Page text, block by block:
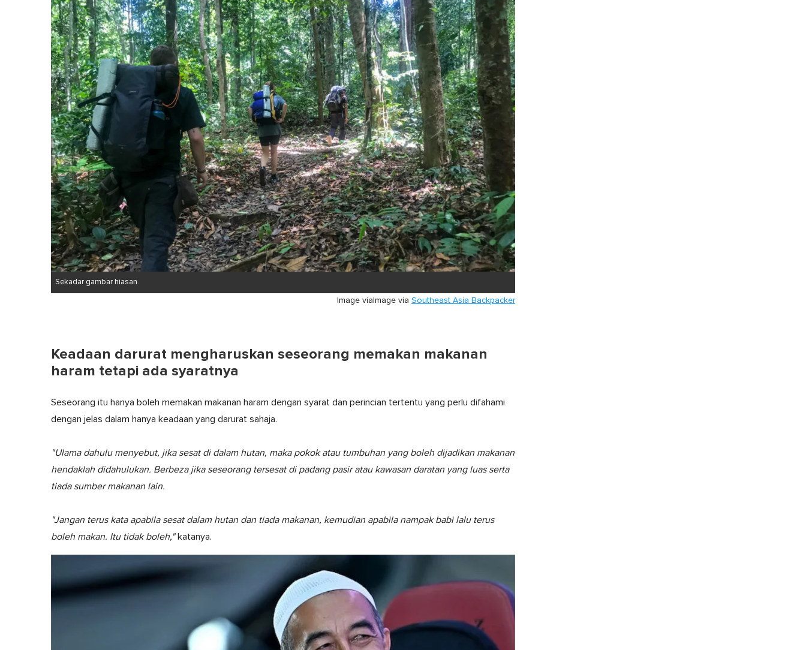
Sekadar gambar hiasan.
Image via Southeast Asia Backpacker
Image via
Keadaan darurat mengharuskan seseorang memakan makanan
haram tetapi ada syaratnya
Seseorang itu hanya boleh memakan makanan haram dengan syarat dan perincian tertentu yang perlu difahami
dengan jelas dalam hanya keadaan yang darurat sahaja.
"Ulama dahulu menyebut, jika sesat di dalam hutan, maka pokok atau tumbuhan yang boleh dijadikan makanan
hendaklah didahulukan. Berbeza jika seseorang tersesat di padang pasir atau kawasan daratan yang luas serta
tiada sumber makanan lain.
"Jangan terus kata apabila sesat dalam hutan dan tiada makanan, kemudian apabila nampak babi lalu terus
boleh makan. Itu tidak boleh,"katanya.